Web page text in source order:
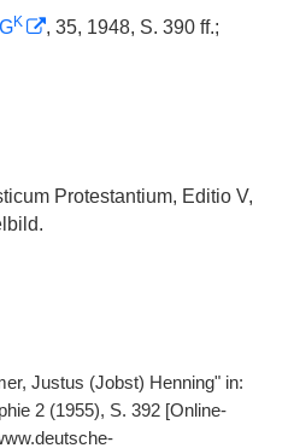
K
, 35, 1948, S. 390 ff.;
Protestantium, Editio V,
Justus (Jobst) Henning" in:
2 (1955), S. 392 [Online-